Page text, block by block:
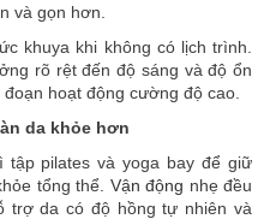
và gọn hơn.
khuya khi không có lịch trình.
rõ rệt đến độ sáng và độ ổn
hoạt động cường độ cao.
da khỏe hơn
tập pilates và yoga bay để giữ
tổng thể. Vận động nhẹ đều
trợ da có độ hồng tự nhiên và